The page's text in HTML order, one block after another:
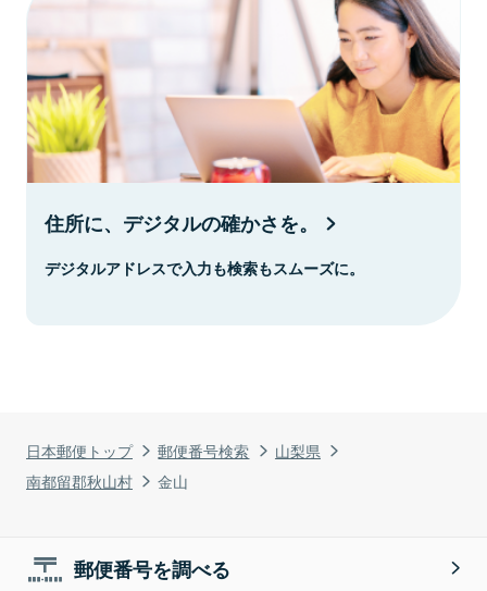
日本郵便トップ 郵便番号検索
山梨県
南都留郡秋山村
金山
住所に、デジタルの確かさを。
デジタルアドレスで入力も検索もスムーズに。
郵便番号を調べる